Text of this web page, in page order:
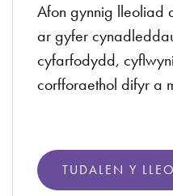
Afon gynnig lleoliad
ar gyfer
cyfarfodydd,
corfforaethol difyr a
TUDALEN Y